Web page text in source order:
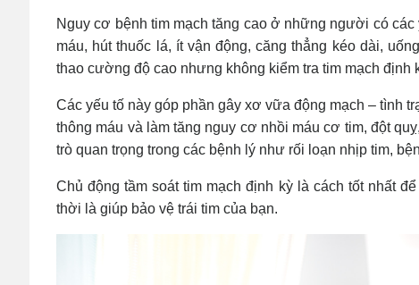
Nguy cơ bệnh tim mạch tăng cao ở những người có
máu, hút thuốc lá, ít vận động, căng thẳng kéo dài,
thao cường độ cao nhưng không kiểm tra tim mạch định
Các yếu tố này góp phần gây xơ vữa động mạch – tình
thông máu và làm tăng nguy cơ nhồi máu cơ tim, đột
trò quan trọng trong các bệnh lý như rối loạn nhịp tim,
Chủ động tầm soát tim mạch định kỳ là cách tốt nhất
thời là giúp bảo vệ trái tim của bạn.